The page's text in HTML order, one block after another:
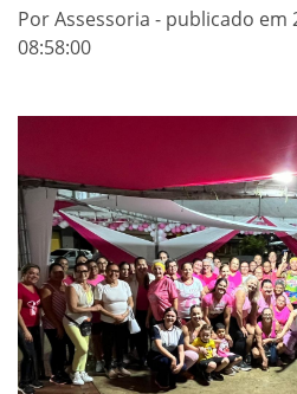
Por Assessoria - publicado em
08:58:00